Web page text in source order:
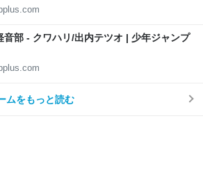
音部 - クワハリ/出内テツオ | 少年ジャンプ
ムをもっと読む